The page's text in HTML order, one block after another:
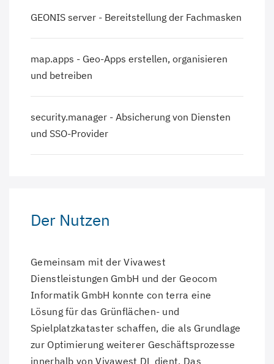
GEONIS server - Bereitstellung der Fachmasken
map.apps - Geo-Apps erstellen, organisieren
und betreiben
security.manager - Absicherung von Diensten
und SSO-Provider
Der Nutzen
Gemeinsam mit der Vivawest
Dienstleistungen GmbH und der Geocom
Informatik GmbH konnte con terra eine
Lösung für das Grünflächen- und
Spielplatzkataster schaffen, die als Grundlage
zur Optimierung weiterer Geschäftsprozesse
innerhalb von Vivawest DL dient. Das